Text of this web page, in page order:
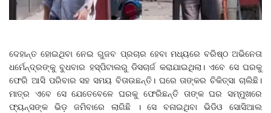
ଦେହାନ୍ତ ହୋଇଥିବା ନେଇ ଗୁଜବ ପ୍ରଚାର ହେବା ମଧ୍ୟରେ ବରିଷ୍ଠ ଅଭିନେତା
ଧର୍ମେନ୍ଦ୍ରଙ୍କୁ ବୁଧବାର ହସ୍ପିଟାଲରୁ ଡିସଚାର୍ଜ କରାଯାଇଥିଲା। ଏବେ ସେ ଘରକୁ
ଫେରି ଆସି ପରିବାର ସହ ସମୟ ବିତାଉଛନ୍ତି। ଘରେ ତାଙ୍କର ଚିକିତ୍ସା ଚାଲିଛି।
ମାତ୍ର ଏବେ ସେ ଯେତେବେଳେ ଘରକୁ ଫେରିଛନ୍ତି ତାଙ୍କ ଘର ସମ୍ମୁଖରେ
ଫ୍ୟନ୍ସଙ୍କ ଭିଡ଼ ଜମିବାରେ ଲାଗିଛି । ସେ ବନାଇଥିବା ଭିଡିଓ ସୋସିଆଲ